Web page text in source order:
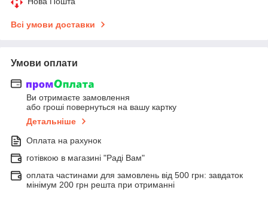
Всі умови доставки
Умови оплати
Ви отримаєте замовлення
або гроші повернуться на вашу картку
Детальніше
Оплата на рахунок
готівкою в магазині "Раді Вам"
оплата частинами для замовлень від 500 грн: завдаток
мінімум 200 грн решта при отриманні